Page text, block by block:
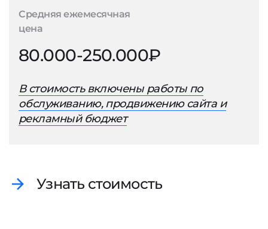
Средняя ежемесячная
цена
80.000-250.000₽
В стоимость включены работы по
обслуживанию, продвижению сайта и
рекламный бюджет
Узнать стоимость